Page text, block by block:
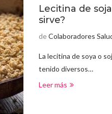
Lecitina de
sirve?
deColaboradores
La lecitina de soya o
tenido diversos…
Leer más